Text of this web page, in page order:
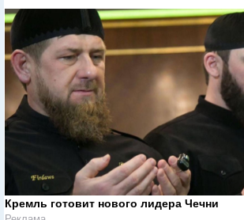
Кремль готовит нового лидера Чечни